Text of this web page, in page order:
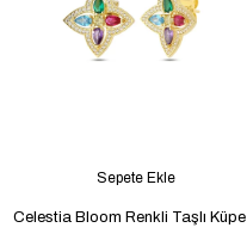
Celestia Bloom Renkli Taşlı Küpe
Sepete Ekle